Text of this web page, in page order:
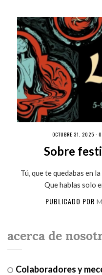
OCTUBRE 31, 2025 ·
Sobre
Tú, que te quedabas en
Que hablas solo
PUBLICADO POR
acerca de
Colaboradores y